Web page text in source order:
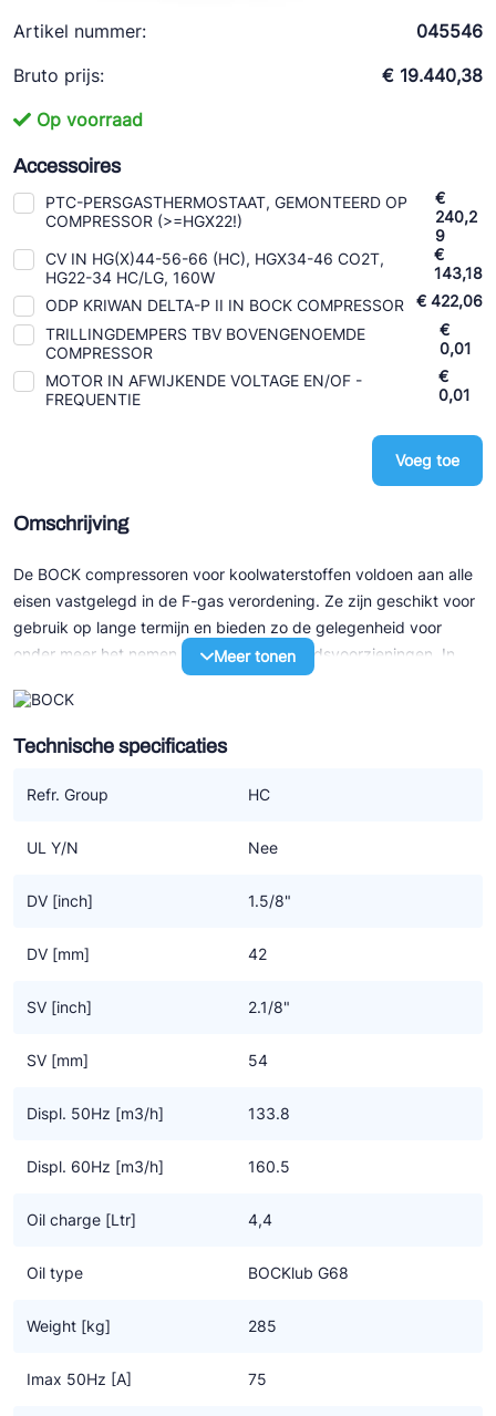
Artikel nummer:
045546
Bruto prijs:
€ 19.440,38
Op voorraad
Accessoires
PTC-PERSGASTHERMOSTAAT, GEMONTEERD OP
COMPRESSOR (>=HGX22!)
€
240,2
9
CV IN HG(X)44-56-66 (HC), HGX34-46 CO2T,
HG22-34 HC/LG, 160W
€
143,18
ODP KRIWAN DELTA-P II IN BOCK COMPRESSOR
€ 422,06
TRILLINGDEMPERS TBV BOVENGENOEMDE
COMPRESSOR
€
0,01
MOTOR IN AFWIJKENDE VOLTAGE EN/OF -
FREQUENTIE
€
0,01
Voeg toe
Omschrijving
De BOCK compressoren voor koolwaterstoffen voldoen aan alle
eisen vastgelegd in de F-gas verordening. Ze zijn geschikt voor
gebruik op lange termijn en bieden zo de gelegenheid voor
onder meer het nemen van extra veiligheidsvoorzieningen. In
verband met de brandbaarheid van koolwaterstoffen moeten er
maatregelen worden getroffen voor compressor en systeem.
Speciaal voor het gebruik van koolwaterstoffen als koudemiddel
(R290/R1270) levert BOCK een alternatieve machine op basis
van de huidige generatie semi hermetische compressoren.
Specificaties
• Thermische beveiliging (aanbevolen)
• Speciale olie
• Geoptimaliseerd naar alle vereisten voor koolwaterstoffen
We benadrukken dat deze compressoren, speciaal voor gebruik
gespecialiseerde koeltechnici geïnstalleerd mogen worden. En
die zorgvuldig moeten worden opgevolgd.
Meer tonen
Technische specificaties
Refr. Group HC
UL Y/N Nee
DV [inch] 1.5/8"
DV [mm] 42
SV [inch] 2.1/8"
SV [mm] 54
Displ. 50Hz [m3/h] 133.8
Displ. 60Hz [m3/h] 160.5
Oil charge [Ltr] 4,4
Oil type BOCKlub G68
Weight [kg] 285
Imax 50Hz [A] 75